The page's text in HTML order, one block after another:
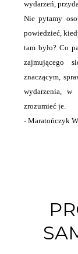
wydarzeń,
Nie pytamy
powiedzieć,
tam było? Co
zajmującego
znaczącym,
wydarzenia,w
zrozumieć je.
- Maratończyk